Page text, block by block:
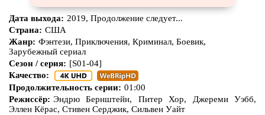
Дата выхода: 2019, Продолжение следует...
Страна: США
Жанр: Фэнтези, Приключения, Криминал, Боевик,
Зарубежный сериал
Сезон / серия: [S01-04]
Качество:
Продолжительность серии: 01:00
Режиссёр: Эндрю Бернштейн, Питер Хор, Джереми Уэбб,
Эллен Кёрас, Стивен Серджик, Сильвен Уайт